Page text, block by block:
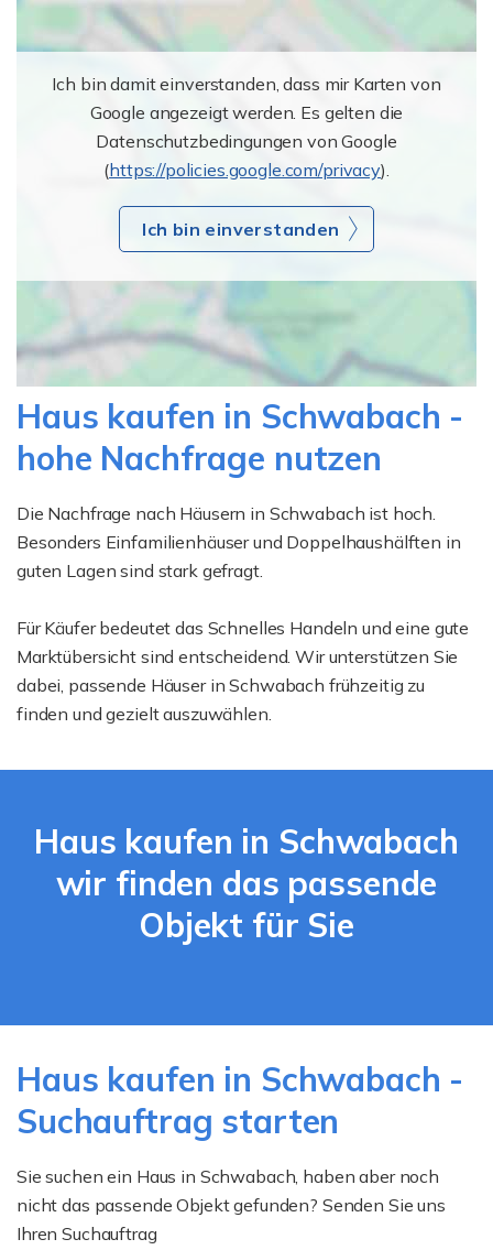
Ich bin damit einverstanden, dass mir Karten von
Google angezeigt werden. Es gelten die
Datenschutzbedingungen von Google
(https://policies.google.com/privacy).
Ich bin einverstanden
Haus kaufen in Schwabach -
hohe Nachfrage nutzen
Die Nachfrage nach Häusern in Schwabach ist hoch.
Besonders Einfamilienhäuser und Doppelhaushälften in
guten Lagen sind stark gefragt.
Für Käufer bedeutet das Schnelles Handeln und eine gute
Marktübersicht sind entscheidend. Wir unterstützen Sie
dabei, passende Häuser in Schwabach frühzeitig zu
finden und gezielt auszuwählen.
Haus kaufen in Schwabach
wir finden das passende
Objekt für Sie
Haus kaufen in Schwabach -
Suchauftrag starten
Sie suchen ein Haus in Schwabach, haben aber noch
nicht das passende Objekt gefunden? Senden Sie uns
Ihren Suchauftrag